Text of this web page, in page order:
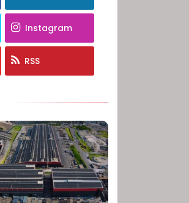
Instagram
RSS